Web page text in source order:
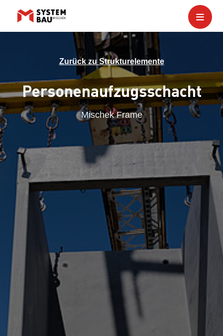
Zurück zu Strukturelemente
Personenaufzugsschacht
Mischek Frame